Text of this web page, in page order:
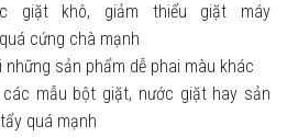
giặt khô, giảm thiểu giặt máy
cứng chà mạnh
những sản phẩm dễ phai màu khác
mẫu bột giặt, nước giặt hay sản
quá mạnh